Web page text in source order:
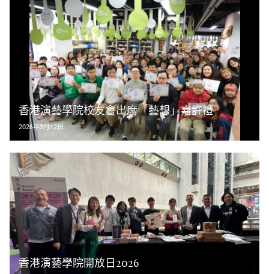
香港演藝學院校友會出席「藝想」嘉許禮
2026年3月12日
香港演藝學院開放日2026